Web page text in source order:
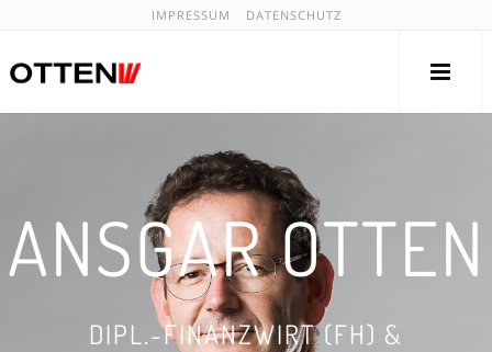
IMPRESSUM DATENSCHUTZ
ANSGAR OTTEN
DIPL.-FINANZWIRT (FH) &